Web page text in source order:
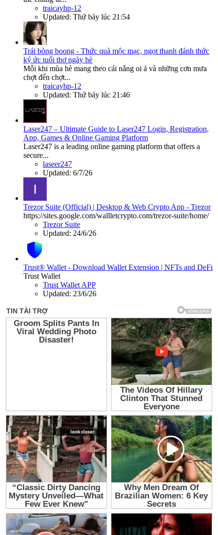
traicayhp-12
Updated: Thứ bảy lúc 21:54
Trái bòng boong - Thức quà mộc mạc, ngọt thanh đánh thức
ký ức tuổi thơ ngày hè
Mỗi khi mùa hè mang theo cái nắng oi ả và những cơn mưa
chợt đến chợt...
traicayhp-12
Updated: Thứ bảy lúc 21:46
Laser247 – Ultimate Guide to Laser247 Login, Registration,
App, Games & Online Gaming Platform
Laser247 is a leading online gaming platform that offers a
secure...
laseer247
Updated: 6/7/26
Trezor Suite (Official) | Desktop & Web Crypto App - Trezor
https://sites.google.com/wallletcrypto.com/trezor-suite/home/
Trezor Suite
Updated: 24/6/26
Trust® Wallet - Download Wallet Extension | NFTs and DeFi
Trust Wallet
Trust Wallet APP
Updated: 23/6/26